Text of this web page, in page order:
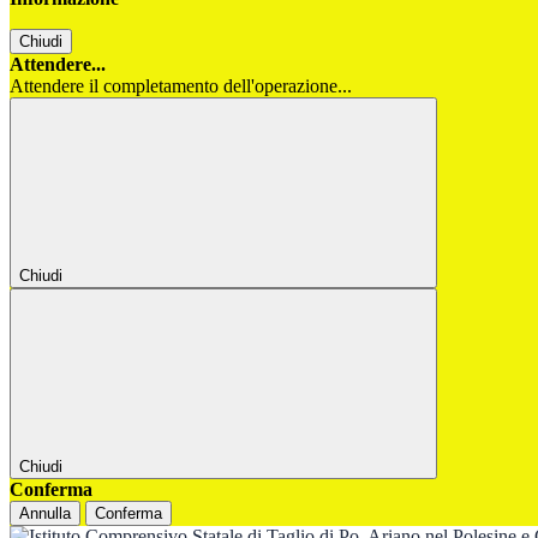
Chiudi
Attendere...
Attendere il completamento dell'operazione...
Chiudi
Chiudi
Conferma
Annulla Conferma